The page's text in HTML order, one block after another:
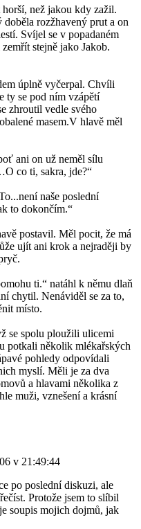
než jakou kdy zažil.
rozžhavený prut a on
Svíjel se v popadaném
stejně jako Jakob.
úplně vyčerpal. Chvíli
ty se pod ním vzápětí
zhroutil vedle svého
masem.V hlavě měl
ani on už neměl sílu
co ti, sakra, jde?“
naše poslední
to dokončím.“
postavil. Měl pocit, že má
ujít ani krok a nejraději by
ti.“ natáhl k němu dlaň
chytil. Nenáviděl se za to,
místo.
se spolu ploužili ulicemi
potkali několik mlékařských
pohledy odpovídali
myslí. Měli je za dva
a hlavami několika z
muži, vznešení a krásní
v 21:49:44
po poslední diskuzi, ale
Protože jsem to slíbil
soupis mojich dojmů, jak